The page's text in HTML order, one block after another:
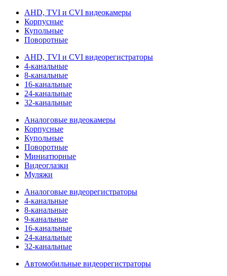
AHD, TVI и CVI видеокамеры
Корпусные
Купольные
Поворотные
AHD, TVI и CVI видеорегистраторы
4-канальные
8-канальные
16-канальные
24-канальные
32-канальные
Аналоговые видеокамеры
Корпусные
Купольные
Поворотные
Миниатюрные
Видеоглазки
Муляжи
Аналоговые видеорегистраторы
4-канальные
8-канальные
9-канальные
16-канальные
24-канальные
32-канальные
Автомобильные видеорегистраторы